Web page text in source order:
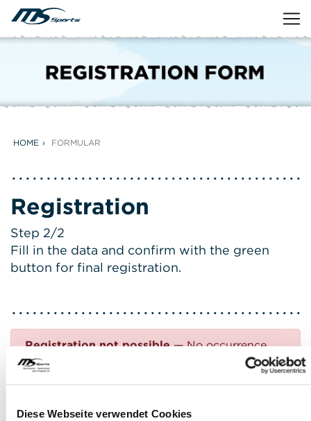
Diese Webseite verwendet Cookies
HOME FORMULAR
Registration
Step 2/2
Fill in the data and confirm with the green
button for final registration.
Registration not possible— No occurrence
found
Questions?